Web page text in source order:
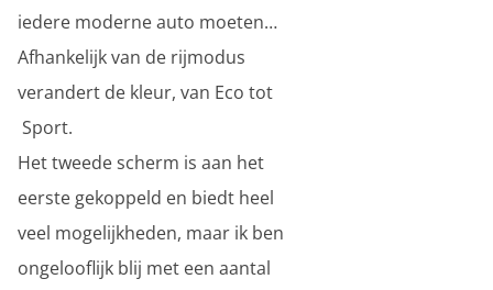
iedere moderne auto moeten…
Afhankelijk van de rijmodus
verandert de kleur, van Eco tot
Sport.
Het tweede scherm is aan het
eerste gekoppeld en biedt heel
veel mogelijkheden, maar ik ben
ongelooflijk blij met een aantal